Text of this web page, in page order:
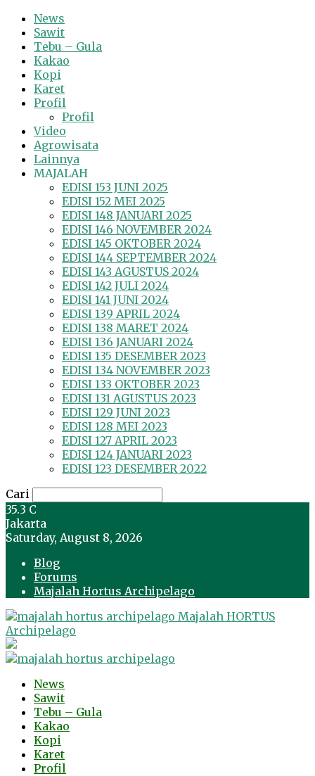
News
Sawit
Tebu – Gula
Kakao
Kopi
Karet
Profil
Profil
Video
Agrowisata
Lainnya
MAJALAH
EDISI 153 JUNI 2025
EDISI 152 MEI 2025
EDISI 148 JANUARI 2025
EDISI 146 NOVEMBER 2024
EDISI 145 OKTOBER 2024
EDISI 144 SEPTEMBER 2024
EDISI 143 AGUSTUS 2024
EDISI 142 JULI 2024
EDISI 141 JUNI 2024
EDISI 139 APRIL 2024
EDISI 138 MARET 2024
EDISI 136 JANUARI 2024
EDISI 135 DESEMBER 2023
EDISI 134 NOVEMBER 2023
EDISI 133 OKTOBER 2023
EDISI 131 AGUSTUS 2023
EDISI 129 JUNI 2023
EDISI 128 MEI 2023
EDISI 127 APRIL 2023
EDISI 124 JANUARI 2023
EDISI 123 DESEMBER 2022
Cari
35.3 C
Jakarta
Saturday, August 8, 2026
Blog
Forums
Majalah Hortus Archipelago
Majalah HORTUS
Archipelago
News
Sawit
Tebu – Gula
Kakao
Kopi
Karet
Profil